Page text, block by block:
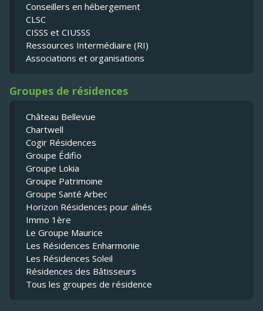
Conseillers en hébergement
CLSC
CISSS et CIUSSS
Ressources Intermédiaire (RI)
Associations et organisations
Groupes de résidences
Château Bellevue
Chartwell
Cogir Résidences
Groupe Édifio
Groupe Lokia
Groupe Patrimoine
Groupe Santé Arbec
Horizon Résidences pour aînés
Immo 1ère
Le Groupe Maurice
Les Résidences Enharmonie
Les Résidences Soleil
Résidences des Bâtisseurs
Tous les groupes de résidence